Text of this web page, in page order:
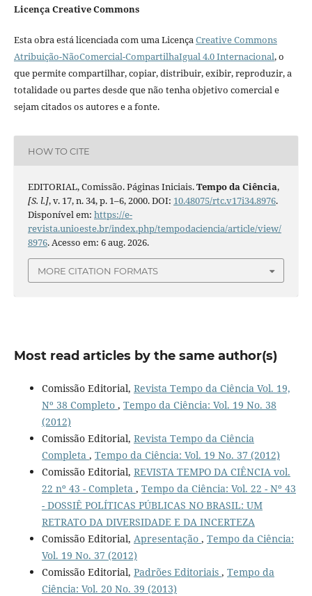
Licença Creative Commons
Esta obra está licenciada com uma LicençaCreative Commons
Atribuição-NãoComercial-CompartilhaIgual 4.0 Internacional, o
que permite compartilhar, copiar, distribuir, exibir, reproduzir, a
totalidade ou partes desde que não tenha objetivo comercial e
sejam citados os autores e a fonte.
HOW TO CITE
EDITORIAL, Comissão. Páginas Iniciais.Tempo da Ciência,
[S. l.], v. 17, n. 34, p. 1–6, 2000. DOI: 10.48075/rtc.v17i34.8976.
Disponível em: https://e-
revista.unioeste.br/index.php/tempodaciencia/article/view/
8976. Acesso em: 6 aug. 2026.
MORE CITATION FORMATS
Most read articles by the same author(s)
Comissão Editorial, Revista Tempo da Ciência Vol. 19,
Nº 38 Completo , Tempo da Ciência: Vol. 19 No. 38
(2012)
Comissão Editorial, Revista Tempo da Ciência
Completa , Tempo da Ciência: Vol. 19 No. 37 (2012)
Comissão Editorial, REVISTA TEMPO DA CIÊNCIA vol.
22 nº 43 - Completa , Tempo da Ciência: Vol. 22 - Nº 43
- DOSSIÊ POLÍTICAS PÚBLICAS NO BRASIL: UM
RETRATO DA DIVERSIDADE E DA INCERTEZA
Comissão Editorial, Apresentação , Tempo da Ciência:
Vol. 19 No. 37 (2012)
Comissão Editorial, Padrões Editoriais , Tempo da
Ciência: Vol. 20 No. 39 (2013)